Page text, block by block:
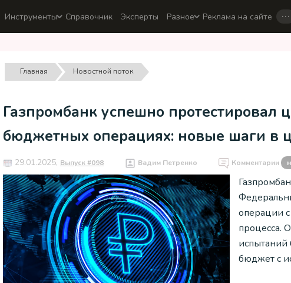
Инструменты Справочник Эксперты Разное Реклама на сайте …
Главная Новостной поток
Газпромбанк успешно протестировал
бюджетных операциях: новые шаги в
29.01.2025, Выпуск #098 Вадим Петренко Комментарии
операции
процесса.
испытаний
бюджет с